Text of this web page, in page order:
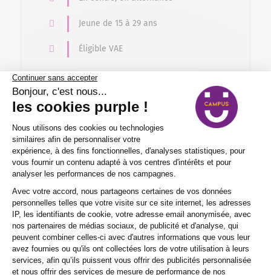
Jeune de 15 à 29 ans
Éligible VAE
Formation en alternance
Gestion – Comptabilité > Gestion financière –
Comptabilité
BTS Gestion de la PME
2 ans
Nos certificats, titres et diplômes de
Niveau 5